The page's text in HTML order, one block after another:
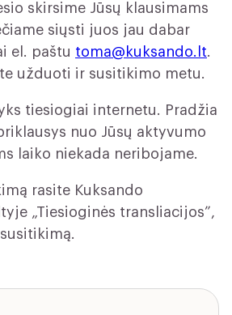
skirsime Jūsų klausimams
siųsti juos jau dabar
el. paštu toma@kuksando.lt.
užduoti ir susitikimo metu.
tiesiogiai internetu. Pradžia
nuo Jūsų aktyvumo
laiko niekada neribojame.
rasite Kuksando
„Tiesioginės transliacijos”,